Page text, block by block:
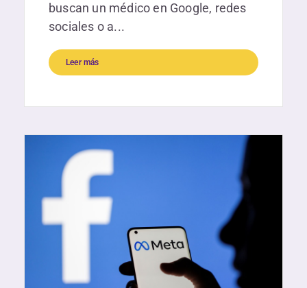
buscan un médico en Google, redes
sociales o a...
Leer más